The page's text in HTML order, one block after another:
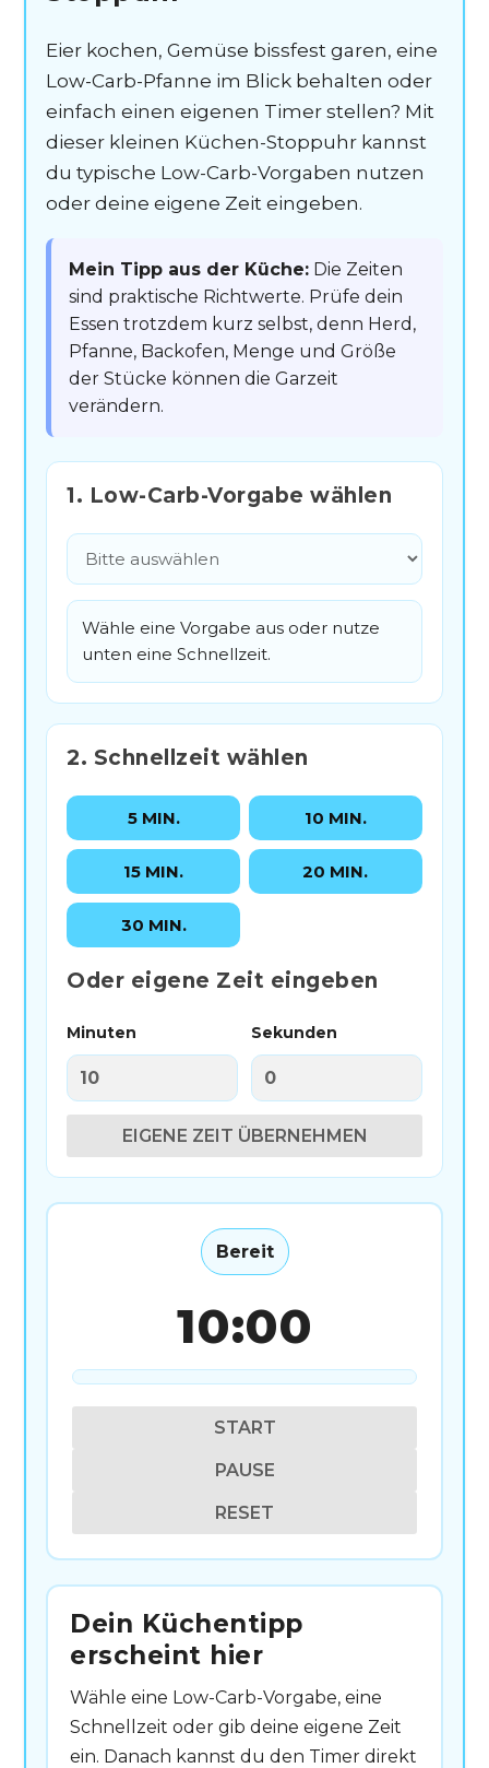
Eier kochen, Gemüse bissfest garen, eine
Low-Carb-Pfanne im Blick behalten oder
einfach einen eigenen Timer stellen? Mit
dieser kleinen Küchen-Stoppuhr kannst
du typische Low-Carb-Vorgaben nutzen
oder deine eigene Zeit eingeben.
Mein Tipp aus der Küche: Die Zeiten
sind praktische Richtwerte. Prüfe dein
Essen trotzdem kurz selbst, denn Herd,
Pfanne, Backofen, Menge und Größe
der Stücke können die Garzeit
verändern.
1. Low-Carb-Vorgabe wählen
Wähle eine Vorgabe aus oder nutze
unten eine Schnellzeit.
2. Schnellzeit wählen
5 MIN. 10 MIN.
15 MIN. 20 MIN.
30 MIN.
Oder eigene Zeit eingeben
Minuten Sekunden
EIGENE ZEIT ÜBERNEHMEN
Bereit
10:00
START
PAUSE
RESET
Dein Küchentipp
erscheint hier
Wähle eine Low-Carb-Vorgabe, eine
Schnellzeit oder gib deine eigene Zeit
ein. Danach kannst du den Timer direkt